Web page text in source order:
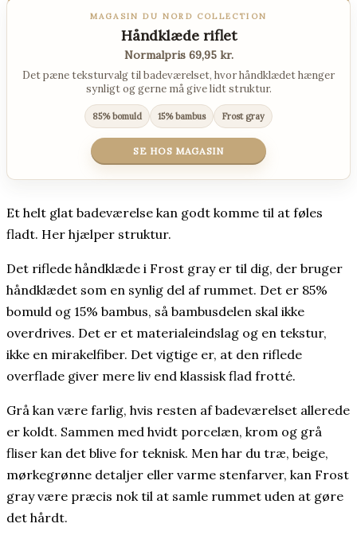
MAGASIN DU NORD COLLECTION
Håndklæde riflet
Normalpris 69,95 kr.
Det pæne teksturvalg til badeværelset, hvor håndklædet hænger
synligt og gerne må give lidt struktur.
85% bomuld 15% bambus Frost gray
SE HOS MAGASIN
Et helt glat badeværelse kan godt komme til at føles
fladt. Her hjælper struktur.
Det riflede håndklæde i Frost gray er til dig, der bruger
håndklædet som en synlig del af rummet. Det er 85%
bomuld og 15% bambus, så bambusdelen skal ikke
overdrives. Det er et materialeindslag og en tekstur,
ikke en mirakelfiber. Det vigtige er, at den riflede
overflade giver mere liv end klassisk flad frotté.
Grå kan være farlig, hvis resten af badeværelset allerede
er koldt. Sammen med hvidt porcelæn, krom og grå
fliser kan det blive for teknisk. Men har du træ, beige,
mørkegrønne detaljer eller varme stenfarver, kan Frost
gray være præcis nok til at samle rummet uden at gøre
det hårdt.